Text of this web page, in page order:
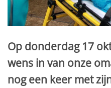
Op donderdag 17
wens in van onze
nog een keer met